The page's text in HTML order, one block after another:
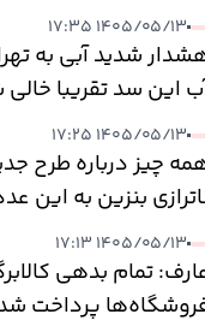
۱۴۰۵/۰۵/۱۳ ۱۷:۳۵
شدید آبی به
این سد تقریبا
۱۴۰۵/۰۵/۱۳ ۱۷:۲۵
چیز درباره طرح
بنزین به این
می‌رسد
۱۴۰۵/۰۵/۱۳ ۱۷:۱۳
تمام بدهی
پرداخت